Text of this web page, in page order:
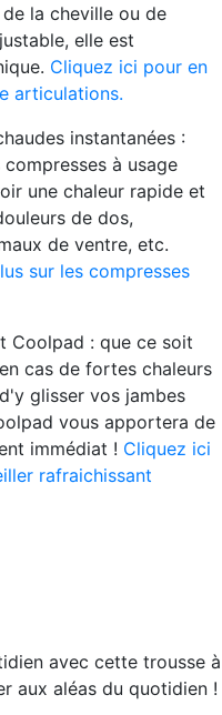
la cheville ou de
elle est
Cliquez ici pour en
articulations.
instantanées :
à usage
une chaleur rapide et
de dos,
de ventre, etc.
sur les compresses
Coolpad : que ce soit
cas de fortes chaleurs
glisser vos jambes
vous apportera de
immédiat ! Cliquez ici
rafraichissant
avec cette trousse à
aux aléas du quotidien !